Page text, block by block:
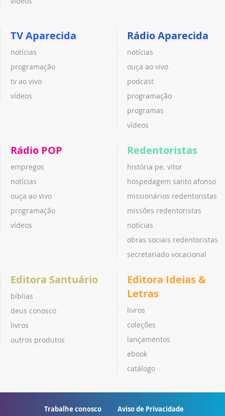
TV Aparecida
notícias
programação
tv ao vivo
vídeos
Rádio Aparecida
notícias
ouça ao vivo
podcast
programação
programas
vídeos
Rádio POP
empregos
notícias
ouça ao vivo
programação
vídeos
Redentoristas
história pe. vitor
hospedagem santo afonso
missionários redentoristas
missões redentoristas
notícias
obras sociais redentoristas
secretariado vocacional
Editora Santuário
bíblias
deus conosco
livros
outros produtos
Editora Ideias &
Letras
livros
coleções
lançamentos
ebook
catálogo
Trabalhe conosco Aviso de Privacidade